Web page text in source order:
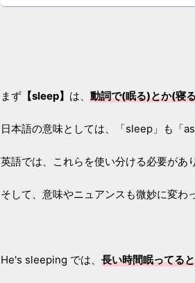
まず 【sleep】 は、 動詞で(眠る)とか(寝
日本語の意味としては、「sleep」も「
英語では、これらを使い分ける必要があ
そして、意味やニュアンスも微妙に変わ
He's sleeping では、 長い時間眠ってる